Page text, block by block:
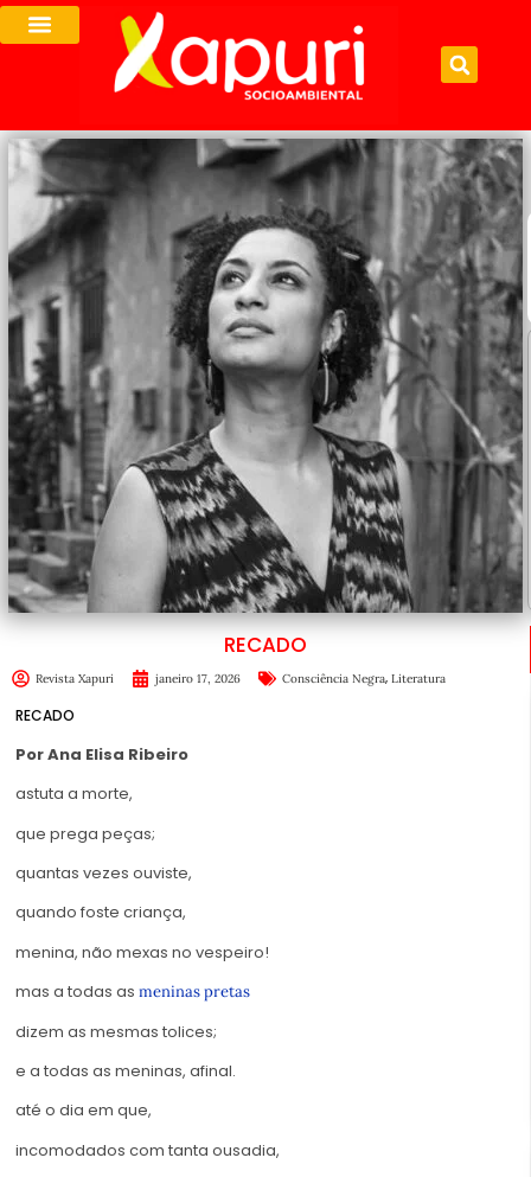
RECADO
Revista Xapuri janeiro 17, 2026 Consciência Negra, Literatura
RECADO
Por Ana Elisa Ribeiro
astuta a morte,
que prega peças;
quantas vezes ouviste,
quando foste criança,
menina, não mexas no vespeiro!
mas a todas as meninas pretas
dizem as mesmas tolices;
e a todas as meninas, afinal.
até o dia em que,
incomodados com tanta ousadia,